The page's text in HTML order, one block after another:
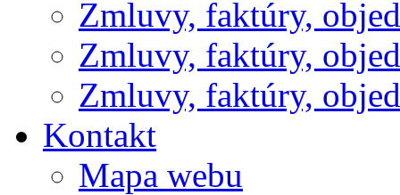
Zmluvy, faktúry,
Zmluvy, faktúry,
Zmluvy, faktúry,
Kontakt
Mapa webu